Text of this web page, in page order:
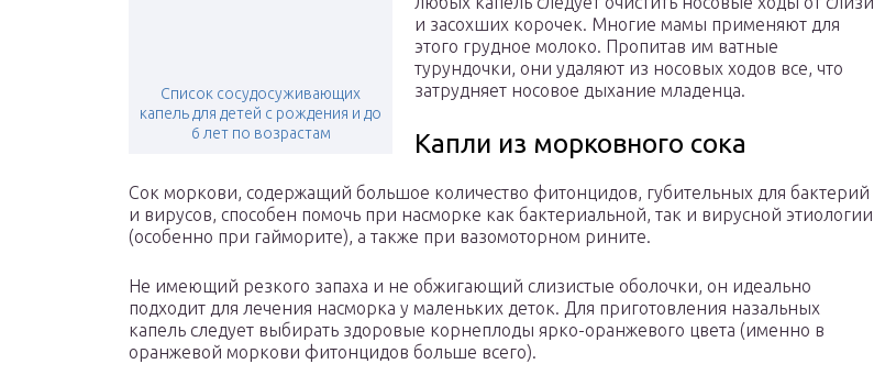
Список сосудосуживающих
капель для детей с рождения и до
6 лет по возрастам
и засохших корочек. Многие мамы применяют для
этого грудное молоко. Пропитав им ватные
турундочки, они удаляют из носовых ходов все, что
затрудняет носовое дыхание младенца.
Капли из морковного сока
Сок моркови, содержащий большое количество фитонцидов, губительных для бактерий
и вирусов, способен помочь при насморке как бактериальной, так и вирусной этиологии
(особенно при гайморите), а также при вазомоторном рините.
Не имеющий резкого запаха и не обжигающий слизистые оболочки, он идеально
подходит для лечения насморка у маленьких деток. Для приготовления назальных
капель следует выбирать здоровые корнеплоды ярко-оранжевого цвета (именно в
оранжевой моркови фитонцидов больше всего).